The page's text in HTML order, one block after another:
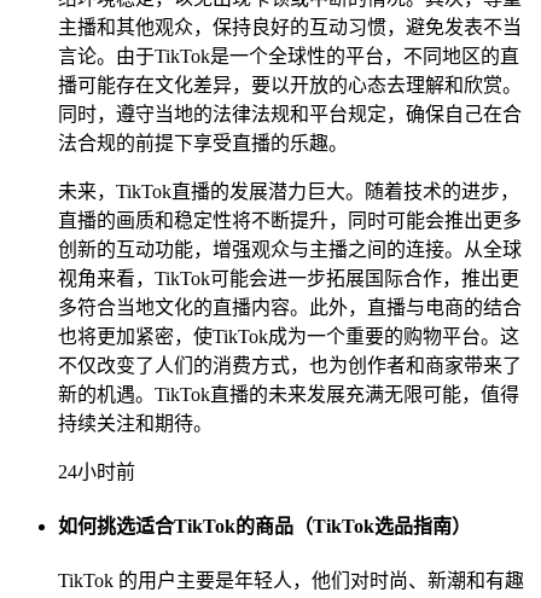
主播和其他观众，保持良好的互动习惯，避免发表不当
言论。由于TikTok是一个全球性的平台，不同地区的直
播可能存在文化差异，要以开放的心态去理解和欣赏。
同时，遵守当地的法律法规和平台规定，确保自己在合
法合规的前提下享受直播的乐趣。
未来，TikTok直播的发展潜力巨大。随着技术的进步，
直播的画质和稳定性将不断提升，同时可能会推出更多
创新的互动功能，增强观众与主播之间的连接。从全球
视角来看，TikTok可能会进一步拓展国际合作，推出更
多符合当地文化的直播内容。此外，直播与电商的结合
也将更加紧密，使TikTok成为一个重要的购物平台。这
不仅改变了人们的消费方式，也为创作者和商家带来了
新的机遇。TikTok直播的未来发展充满无限可能，值得
持续关注和期待。
24小时前
如何挑选适合TikTok的商品（TikTok选品指南）
TikTok 的用户主要是年轻人，他们对时尚、新潮和有趣